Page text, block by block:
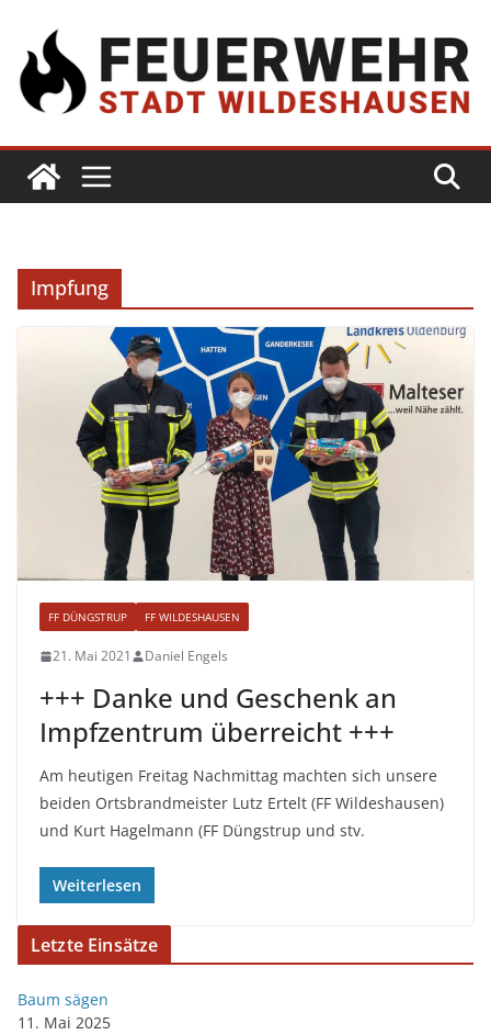
Impfung
FF DÜNGSTRUP FF WILDESHAUSEN
21. Mai 2021 Daniel Engels
+++ Danke und Geschenk an
Impfzentrum überreicht +++
Am heutigen Freitag Nachmittag machten sich unsere
beiden Ortsbrandmeister Lutz Ertelt (FF Wildeshausen)
und Kurt Hagelmann (FF Düngstrup und stv.
Weiterlesen
Letzte Einsätze
Baum sägen
11. Mai 2025